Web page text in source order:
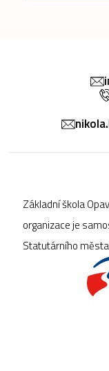
Základní škola
organizace je
Statutárního města